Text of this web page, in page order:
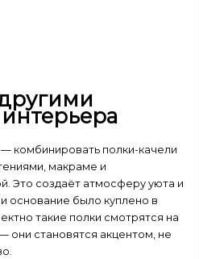
комбинировать полки-качели
макраме и
Это создаёт атмосферу уюта и
основание было куплено в
такие полки смотрятся на
они становятся акцентом, не